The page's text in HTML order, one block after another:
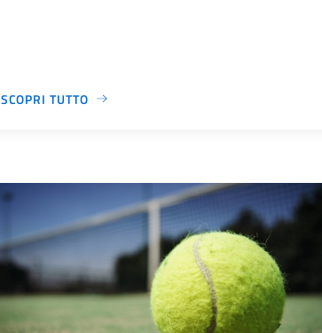
SCOPRI TUTTO